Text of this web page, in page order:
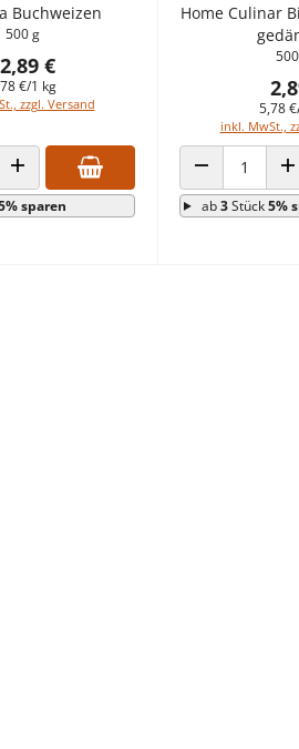
Buchweizen
500 g
2,89 €
€/1 kg
zzgl. Versand
ANZAHL ERHÖHEN
sparen
Home Culinar
5,78
inkl. MwSt.,
ANZAHL
ab3Stück5%